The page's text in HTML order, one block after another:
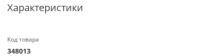
Характеристики
Код товара
348013